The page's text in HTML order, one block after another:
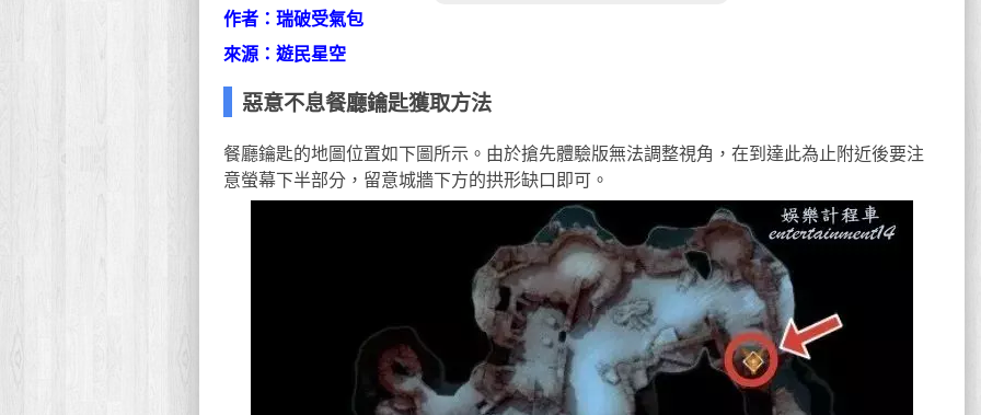
作者：瑞破受氣包
來源：遊民星空
惡意不息餐廳鑰匙獲取方法
餐廳鑰匙的地圖位置如下圖所示。由於搶先體驗版無法調整視角，在到達此為止附近後要注
意螢幕下半部分，留意城牆下方的拱形缺口即可。